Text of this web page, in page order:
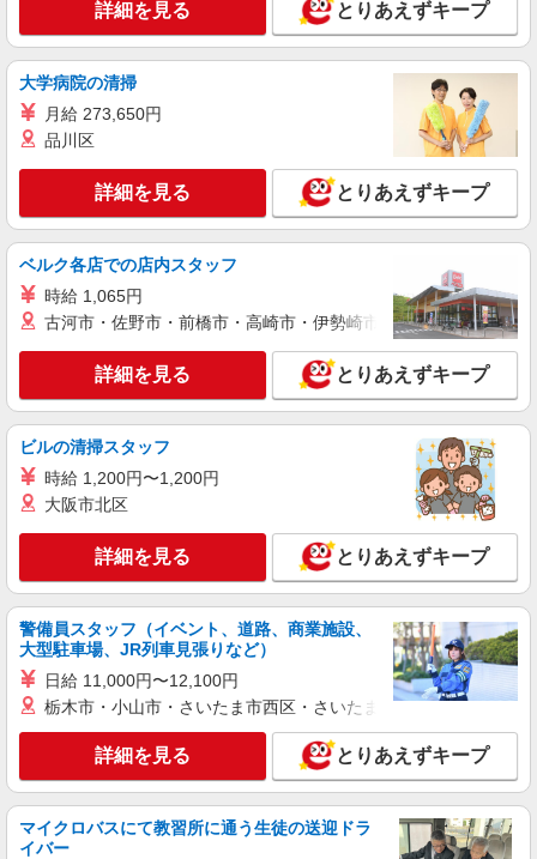
詳細を見る とりあえずキープ
大学病院の清掃
月給 273,650円
品川区
詳細を見る とりあえずキープ
ベルク各店での店内スタッフ
時給 1,065円
古河市・佐野市・前橋市・高崎市・伊勢崎市・太田市・館林市
詳細を見る とりあえずキープ
ビルの清掃スタッフ
時給 1,200円〜1,200円
大阪市北区
詳細を見る とりあえずキープ
警備員スタッフ（イベント、道路、商業施設、
大型駐車場、JR列車見張りなど）
日給 11,000円〜12,100円
栃木市・小山市・さいたま市西区・さいたま市岩槻区・久喜市・
詳細を見る とりあえずキープ
マイクロバスにて教習所に通う生徒の送迎ドラ
イバー